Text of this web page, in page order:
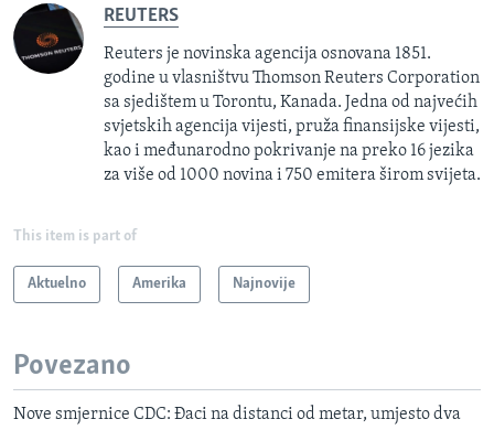
REUTERS
Reuters je novinska agencija osnovana 1851.
godine u vlasništvu Thomson Reuters Corporation
sa sjedištem u Torontu, Kanada. Jedna od najvećih
svjetskih agencija vijesti, pruža finansijske vijesti,
kao i međunarodno pokrivanje na preko 16 jezika
za više od 1000 novina i 750 emitera širom svijeta.
This item is part of
Aktuelno Amerika Najnovije
Povezano
Nove smjernice CDC: Đaci na distanci od metar, umjesto dva